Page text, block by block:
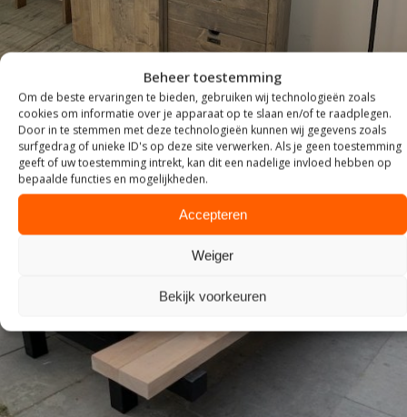
Beheer toestemming
Om de beste ervaringen te bieden, gebruiken wij technologieën zoals
cookies om informatie over je apparaat op te slaan en/of te raadplegen.
Door in te stemmen met deze technologieën kunnen wij gegevens zoals
surfgedrag of unieke ID's op deze site verwerken. Als je geen toestemming
geeft of uw toestemming intrekt, kan dit een nadelige invloed hebben op
bepaalde functies en mogelijkheden.
Accepteren
Weiger
Bekijk voorkeuren
TUIN